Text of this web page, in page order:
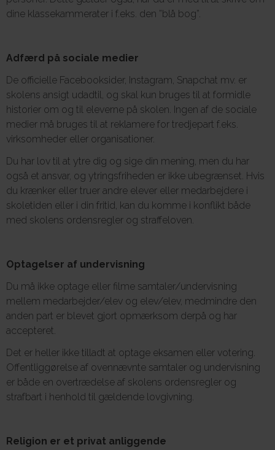
dine klassekammerater i f.eks. den ”blå bog”.
Adfærd på sociale medier
De officielle Facebooksider, Instagram, Snapchat mv. er
skolens ansigt udadtil, og skal kun bruges til at formidle
historier om og til eleverne på skolen. Ingen af de sociale
medier må bruges til at reklamere for tredjepart f.eks.
virksomheder eller organisationer.
Du har lov til at ytre dig og sige din mening, men du har
også et ansvar, og ytringsfriheden er ikke ubegrænset. Hvis
du krænker eller truer andre elever eller medarbejdere i
skoletiden eller i din fritid, kan du komme i konflikt både
med skolens ordensregler og straffeloven.
Optagelser af undervisning
Du må ikke optage eller filme samtaler/undervisning
mellem medarbejder/elev og elev/elev, medmindre den
anden part er blevet gjort opmærksom derpå og har
accepteret.
Det er heller ikke tilladt at optage eksamen eller votering.
Offentliggørelse af ovennævnte samtaler og undervisning
er både en overtrædelse af skolens ordensregler og
strafbart i henhold til gældende lovgivning.
Religion er et privat anliggende